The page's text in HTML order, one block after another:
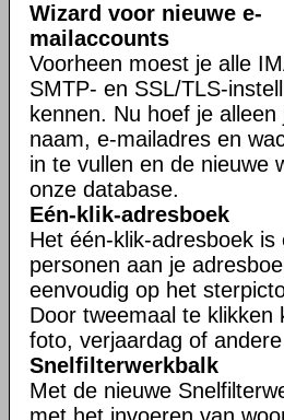
Wizard voor nieuwe e-
mailaccounts
Voorheen moest je alle
SMTP- en SSL/TLS-
kennen. Nu hoef je alleen
naam, e-mailadres en
in te vullen en de nieuwe
onze database.
Eén-klik-adresboek
Het één-klik-adresboek
personen aan je
eenvoudig op het
Door tweemaal te
foto, verjaardag of
Snelfilterwerkbalk
Met de nieuwe